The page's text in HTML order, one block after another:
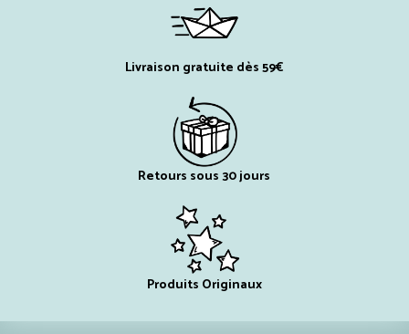
Livraison gratuite dès 59€
Retours sous 30 jours
Produits Originaux